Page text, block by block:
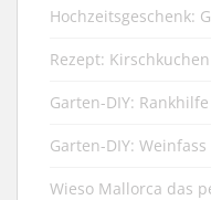
Hochzeitsgeschenk:
Rezept:
Garten-DIY:
Garten-DIY:
Wieso Mallorca das